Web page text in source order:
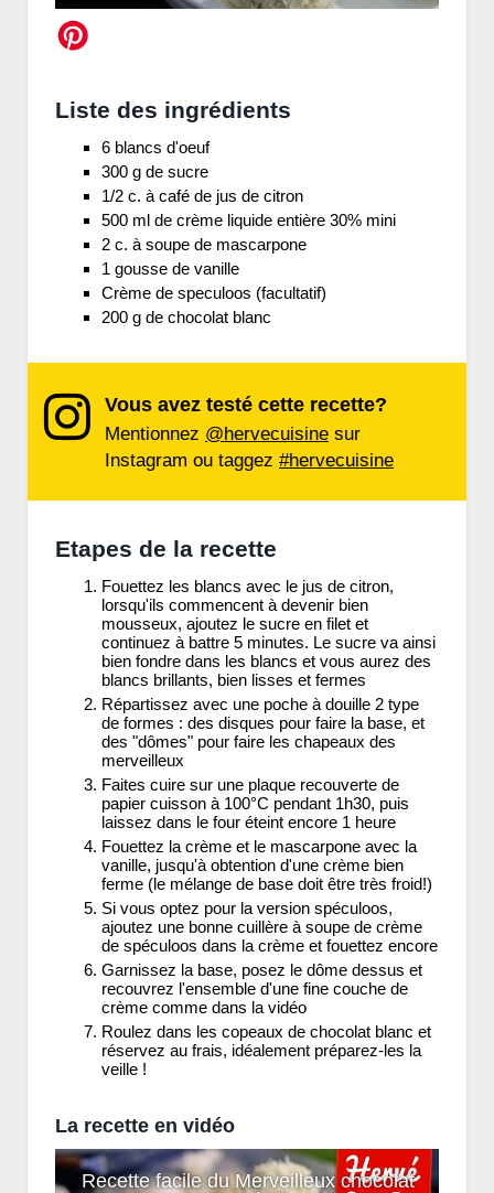
Liste des ingrédients
6 blancs d'oeuf
300 g de sucre
1/2 c. à café de jus de citron
500 ml de crème liquide entière 30% mini
2 c. à soupe de mascarpone
1 gousse de vanille
Crème de speculoos (facultatif)
200 g de chocolat blanc
Vous avez testé cette recette?
Mentionnez @hervecuisine sur
Instagram ou taggez #hervecuisine
Etapes de la recette
Fouettez les blancs avec le jus de citron,
lorsqu'ils commencent à devenir bien
mousseux, ajoutez le sucre en filet et
continuez à battre 5 minutes. Le sucre va ainsi
bien fondre dans les blancs et vous aurez des
blancs brillants, bien lisses et fermes
Répartissez avec une poche à douille 2 type
de formes : des disques pour faire la base, et
des "dômes" pour faire les chapeaux des
merveilleux
Faites cuire sur une plaque recouverte de
papier cuisson à 100°C pendant 1h30, puis
laissez dans le four éteint encore 1 heure
Fouettez la crème et le mascarpone avec la
vanille, jusqu'à obtention d'une crème bien
ferme (le mélange de base doit être très froid!)
Si vous optez pour la version spéculoos,
ajoutez une bonne cuillère à soupe de crème
de spéculoos dans la crème et fouettez encore
Garnissez la base, posez le dôme dessus et
recouvrez l'ensemble d'une fine couche de
crème comme dans la vidéo
Roulez dans les copeaux de chocolat blanc et
réservez au frais, idéalement préparez-les la
veille !
La recette en vidéo
Recette facile du Merveilleux chocolat